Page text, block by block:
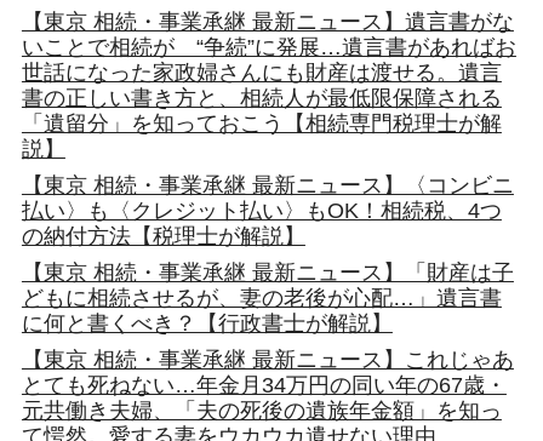
【東京 相続・事業承継 最新ニュース】遺言書がな
いことで相続が “争続”に発展…遺言書があればお
世話になった家政婦さんにも財産は渡せる。遺言
書の正しい書き方と、相続人が最低限保障される
「遺留分」を知っておこう【相続専門税理士が解
説】
【東京 相続・事業承継 最新ニュース】〈コンビニ
払い〉も〈クレジット払い〉もOK！相続税、4つ
の納付方法【税理士が解説】
【東京 相続・事業承継 最新ニュース】「財産は子
どもに相続させるが、妻の老後が心配…」遺言書
に何と書くべき？【行政書士が解説】
【東京 相続・事業承継 最新ニュース】これじゃあ
とても死ねない…年金月34万円の同い年の67歳・
元共働き夫婦、「夫の死後の遺族年金額」を知っ
て愕然。愛する妻をウカウカ遺せない理由